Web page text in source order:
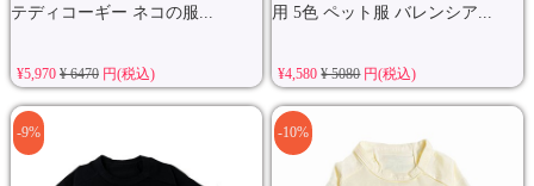
テディコーギー ネコの服...
¥5,970 ¥ 6470円(税込)
用 5色 ペット服 バレンシア...
¥4,580¥ 5080円(税込)
-9% -10%